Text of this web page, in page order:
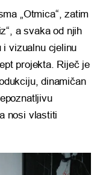
„Otmica“, zatim
a svaka od njih
i vizualnu cjelinu
projekta. Riječ je
dinamičan
nosi vlastiti